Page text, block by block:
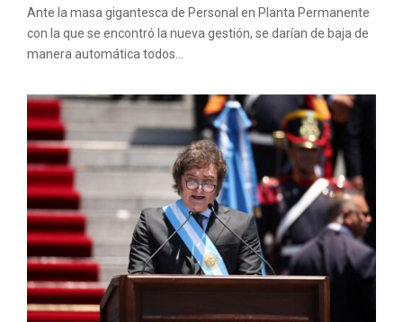
Ante la masa gigantesca de Personal en Planta Permanente
con la que se encontró la nueva gestión, se darían de baja de
manera automática todos...